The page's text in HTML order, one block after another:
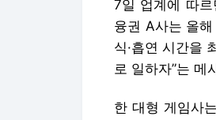
7일 업계에 따
융권 A사는 올
식·흡연 시간을
로 일하자”는 메
한 대형 게임사